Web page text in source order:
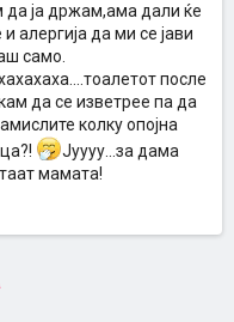
ја држам,ама дали ќе
алергија да ми се јави
само.
после
да се изветрее па да
колку опојна
Јуууу...за дама
мамата!